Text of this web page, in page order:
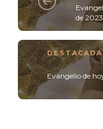
de 2023
DESTACADA
Evangelio de